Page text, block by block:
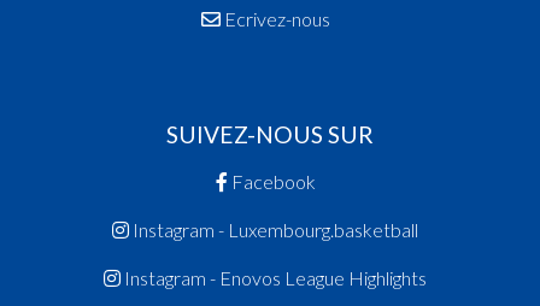
Champion des Espoirs Hommes
Champion de Luxembourg
Vainqueur Coupe de Luxembourg
Ecrivez-nous
SUIVEZ-NOUS SUR
Facebook
Instagram - Luxembourg.basketball
Instagram - Enovos League Highlights